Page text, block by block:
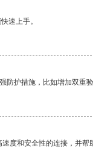
速上手。
防护措施，比如增加双重验
度和安全性的连接，并帮